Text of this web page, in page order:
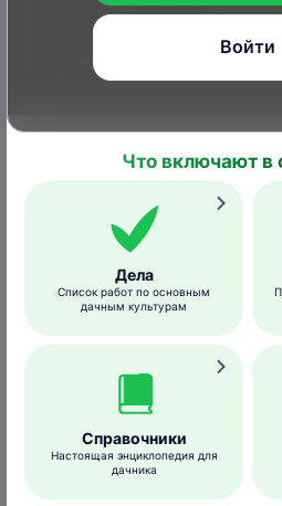
2 6
Вред или польза?
Взрослые насекомые
соком перезревших
растительными тканями
Каким растениям
Кормовые растения
тополь, ольха, береза,
обыкновенный,
,
ива, липа,крапива
Войти
Что включают в
Дела
Список работ по основным
дачным культурам
Справочники
Настоящая энциклопедия для
дачника